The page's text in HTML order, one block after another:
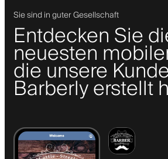
Sie sind in guter Gesellschaft
Entdecken Sie
neuesten
die unsere
Barberly erstellt